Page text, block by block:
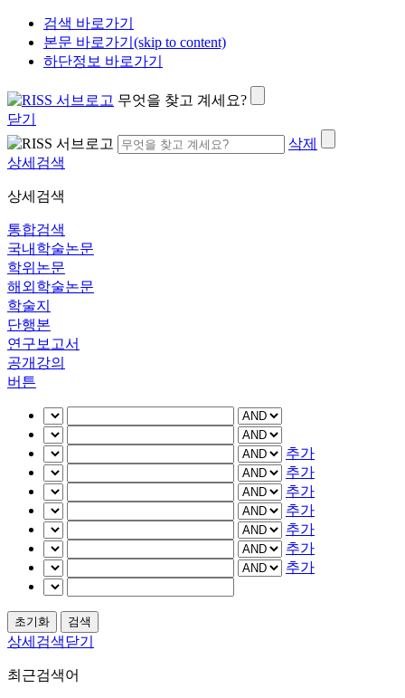
검색 바로가기
본문 바로가기(skip to content)
하단정보 바로가기
무엇을 찾고 계세요?
닫기
삭제
상세검색
상세검색
통합검색
국내학술논문
학위논문
해외학술논문
학술지
단행본
연구보고서
공개강의
버튼
추가
추가
추가
추가
추가
추가
추가
상세검색닫기
최근검색어